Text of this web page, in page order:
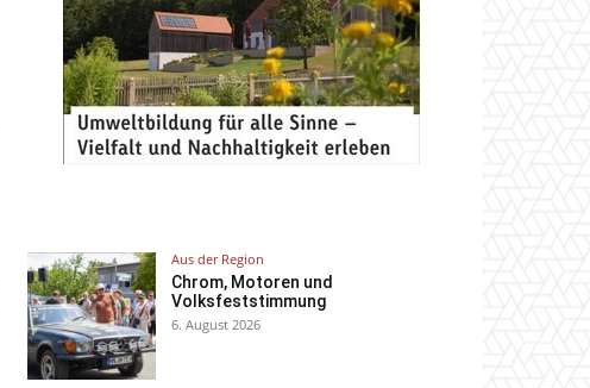
Aus der Region
Chrom, Motoren und
Volksfeststimmung
6. August 2026